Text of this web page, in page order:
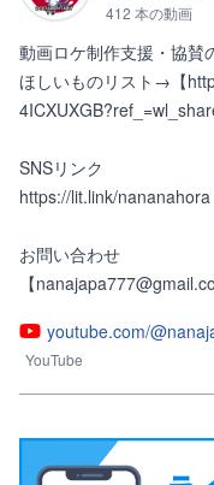
412 本の動画
動画ロケ制作支援・協賛
ほしいものリスト→【
SNSリンク
https://lit.link/nananahora
お問い合わせ
【
youtube.com/
YouTube